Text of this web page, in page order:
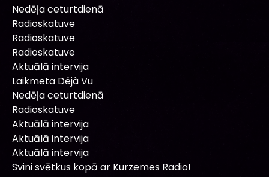
Nedēļa ceturtdienā
Radioskatuve
Radioskatuve
Radioskatuve
Aktuālā intervija
Laikmeta Déjà Vu
Nedēļa ceturtdienā
Radioskatuve
Aktuālā intervija
Aktuālā intervija
Aktuālā intervija
Svini svētkus kopā ar Kurzemes Radio!